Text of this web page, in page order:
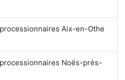
Aix-en-Othe
Noës-près-